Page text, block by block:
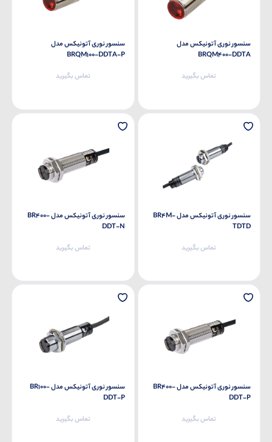
سنسور نوری آتونیکس مدل
BRQM400-DDTA
تماس بگیرید
سنسور نوری آتونیکس مدل
BRQM100-DDTA-P
تماس بگیرید
سنسور نوری آتونیکس مدل BR4M-
TDTD
تماس بگیرید
سنسور نوری آتونیکس مدل BR400-
DDT-N
تماس بگیرید
سنسور نوری آتونیکس مدل BR400-
DDT-P
تماس بگیرید
سنسور نوری آتونیکس مدل BR100-
DDT-P
تماس بگیرید